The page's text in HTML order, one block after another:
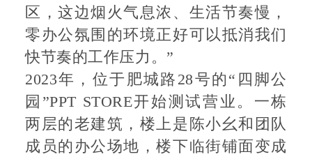
区，这边烟火气息浓、生活节奏慢，
零办公氛围的环境正好可以抵消我们
快节奏的工作压力。”
2023年，位于肥城路28号的“四脚公
园”PPT STORE开始测试营业。一栋
两层的老建筑，楼上是陈小幺和团队
成员的办公场地，楼下临街铺面变成